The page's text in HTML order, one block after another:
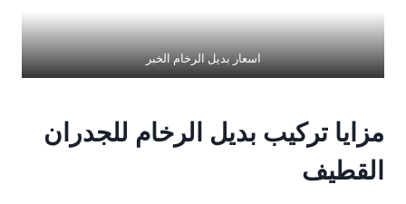
اسعار بديل الرخام الخبر
مزايا تركيب بديل الرخام للجدران
القطيف